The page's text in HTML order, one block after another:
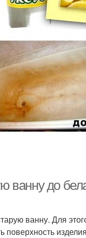
ванну до
ванну. Для
поверхность